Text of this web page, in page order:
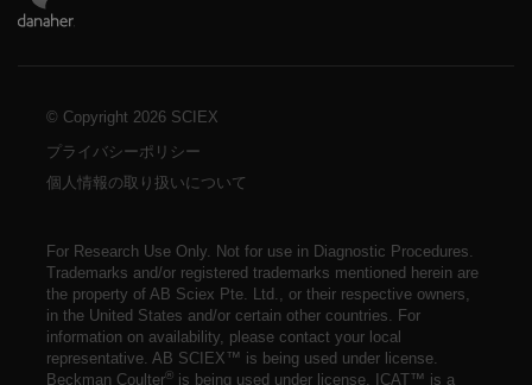
© Copyright 2026 SCIEX
プライバシーポリシー
個人情報の取り扱いについて
For Research Use Only. Not for use in Diagnostic Procedures.
Trademarks and/or registered trademarks mentioned herein are
the property of AB Sciex Pte. Ltd., or their respective owners,
in the United States and/or certain other countries. For
information on availability, please contact your local
representative. AB SCIEX™ is being used under license.
Beckman Coulter® is being used under license. ICAT™ is a